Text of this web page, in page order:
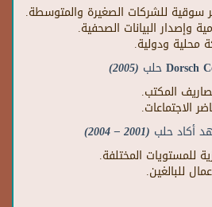
سوقية للشركات الصغيرة والمتوسطة.
وإصدار البيانات الصحفية.
محلية ودولية.
حلب (2005)
المكتب.
الاجتماعات.
أكاد حلب (2001 – 2004)
للمستويات المختلفة.
للبالغين.